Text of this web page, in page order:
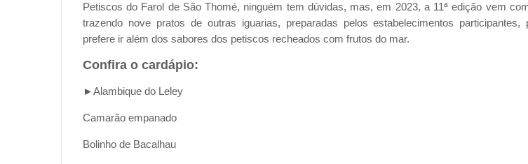
Petiscos do Farol de São Thomé, ninguém tem dúvidas, mas, em 2023, a 11ª edição vem
trazendo nove pratos de outras iguarias, preparadas pelos estabelecimentos participantes,
prefere ir além dos sabores dos petiscos recheados com frutos do mar.
Confira o cardápio:
►Alambique do Leley
Camarão empanado
Bolinho de Bacalhau